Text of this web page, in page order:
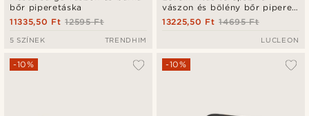
bőr piperetáska
12595 Ft
11335,50 Ft
5 SZÍNEK TRENDHIM
vászon és bölény bőr pipere
táska
14695 Ft
13225,50 Ft
LUCLEON
-10% -10%